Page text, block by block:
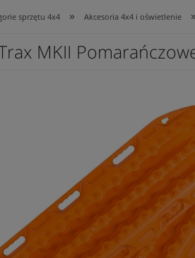
sprzętu 4x4 » Akcesoria 4x4 i oświetlenie »
MKII